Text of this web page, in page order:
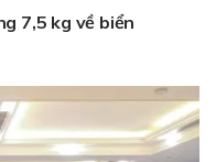
7,5 kg về biển